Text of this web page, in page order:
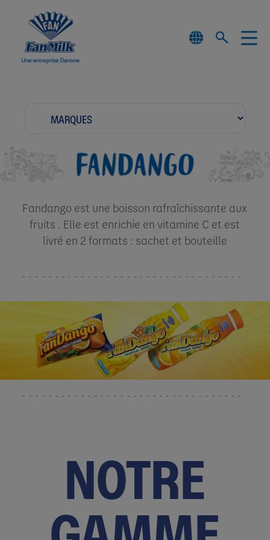
Fandango est une boisson rafraîchissante aux
fruits . Elle est enrichie en vitamine C et est
livré en 2 formats : sachet et bouteille
NOTRE